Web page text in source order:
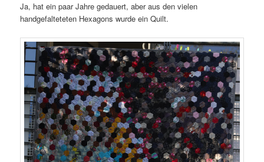
Ja, hat ein paar Jahre gedauert, aber aus den vielen
handgefalteteten Hexagons wurde ein Quilt.